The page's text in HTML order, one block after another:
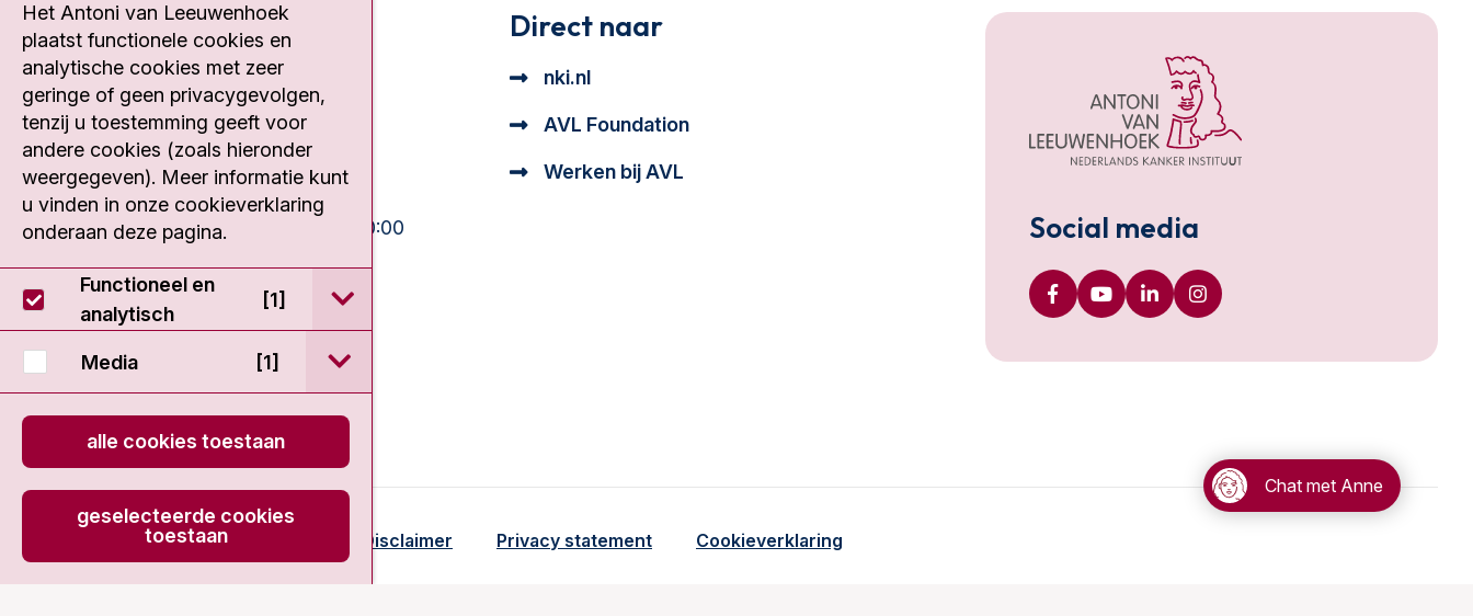
Contact
Plesmanlaan 121
1066 CX Amsterdam
020 512 9111
Bezoektijden
Ma-Vrij:
10:30 - 13:00 en 15:00 - 20:00
Weekend: 10:30 - 20:00
IC:
Direct naar
nki.nl
AVL Foundation
Werken bij AVL
Social media
© 2026 - Antoni van Leeuwenhoek Disclaimer Privacy statement Cookieverklaring
Het Antoni van Leeuwenhoek
plaatst functionele cookies en
analytische cookies met zeer
geringe of geen privacygevolgen,
tenzij u toestemming geeft voor
andere cookies (zoals hieronder
weergegeven). Meer informatie kunt
u vinden in onze cookieverklaring
onderaan deze pagina.
Functioneel en
analytisch
[1] open / sluit Functioneel en analytisch cookie beschrijving
Media [1] open / sluit Media cookie beschrijving
alle cookies toestaan
geselecteerde cookies
toestaan
Chat met Anne